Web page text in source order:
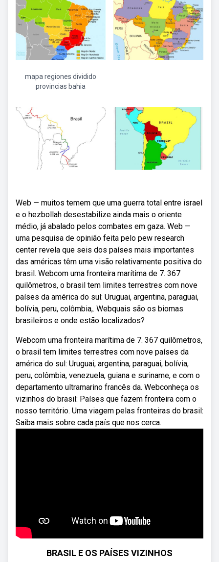
mapa regiones dividido
provincias bahia
Web — muitos temem que uma guerra total entre israel
e o hezbollah desestabilize ainda mais o oriente
médio, já abalado pelos combates em gaza. Web —
uma pesquisa de opinião feita pelo pew research
center revela que seis dos países mais importantes
das américas têm uma visão relativamente positiva do
brasil. Webcom uma fronteira marítima de 7. 367
quilômetros, o brasil tem limites terrestres com nove
países da américa do sul: Uruguai, argentina, paraguai,
bolívia, peru, colômbia,. Webquais são os biomas
brasileiros e onde estão localizados?
Webcom uma fronteira marítima de 7. 367 quilômetros,
o brasil tem limites terrestres com nove países da
américa do sul: Uruguai, argentina, paraguai, bolívia,
peru, colômbia, venezuela, guiana e suriname, e com o
departamento ultramarino francês da. Webconheça os
vizinhos do brasil: Países que fazem fronteira com o
nosso território. Uma viagem pelas fronteiras do brasil:
Saiba mais sobre cada país que nos cerca.
BRASIL E OS PAÍSES VIZINHOS